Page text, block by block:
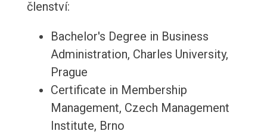
členství:
Bachelor's Degree in Business
Administration, Charles University,
Prague
Certificate in Membership
Management, Czech Management
Institute, Brno